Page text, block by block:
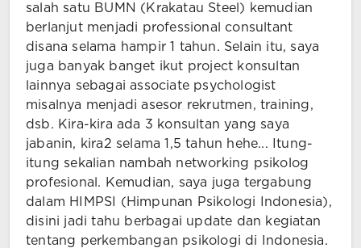
salah satu BUMN (Krakatau Steel) kemudian
berlanjut menjadi professional consultant
disana selama hampir 1 tahun. Selain itu, saya
juga banyak banget ikut project konsultan
lainnya sebagai associate psychologist
misalnya menjadi asesor rekrutmen, training,
dsb. Kira-kira ada 3 konsultan yang saya
jabanin, kira2 selama 1,5 tahun hehe... Itung-
itung sekalian nambah networking psikolog
profesional. Kemudian, saya juga tergabung
dalam HIMPSI (Himpunan Psikologi Indonesia),
disini jadi tahu berbagai update dan kegiatan
tentang perkembangan psikologi di Indonesia.